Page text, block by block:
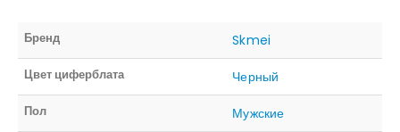
Бренд Skmei
Цвет циферблата Черный
Пол Мужские